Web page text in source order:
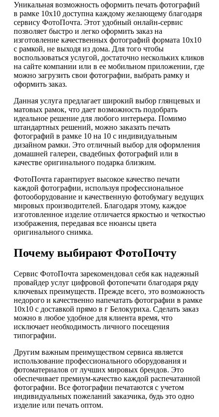
Уникальная возможность оформить печать фотографий
в рамке 10х10 доступна каждому желающему благодаря
сервису ФотоПочта. Этот удобный онлайн-сервис
позволяет быстро и легко оформить заказ на
изготовление качественных фотографий формата 10х10
с рамкой, не выходя из дома. Для того чтобы
воспользоваться услугой, достаточно нескольких кликов
на сайте компании или в ее мобильном приложении, где
можно загрузить свои фотографии, выбрать рамку и
оформить заказ.
Данная услуга предлагает широкий выбор глянцевых и
матовых рамок, что дает возможность подобрать
идеальное решение для любого интерьера. Помимо
штандартных решений, можно заказать печать
фотографий в рамке 10 на 10 с индивидуальным
дизайном рамки. Это отличный выбор для оформления
домашней галереи, свадебных фотографий или в
качестве оригинального подарка близким.
ФотоПочта гарантирует высокое качество печати
каждой фотографии, используя профессиональное
фотооборудование и качественную фотобумагу ведущих
мировых производителей. Благодаря этому, каждое
изготовленное изделие отличается яркостью и четкостью
изображения, передавая все нюансы цвета
оригинального снимка.
Почему выбирают ФотоПочту
Сервис ФотоПочта зарекомендовал себя как надежный
провайдер услуг цифровой фотопечати благодаря ряду
ключевых преимуществ. Прежде всего, это возможность
недорого и качественно напечатать фотографии в рамке
10х10 с доставкой прямо в г Белокуриха. Сделать заказ
можно в любое удобное для клиента время, что
исключает необходимость личного посещения
типографии.
Другим важным преимуществом сервиса является
использование профессионального оборудования и
фотоматериалов от лучших мировых брендов. Это
обеспечивает премиум-качество каждой распечатанной
фотографии. Все фотографии печатаются с учетом
индивидуальных пожеланий заказчика, будь это одно
изделие или печать оптом.